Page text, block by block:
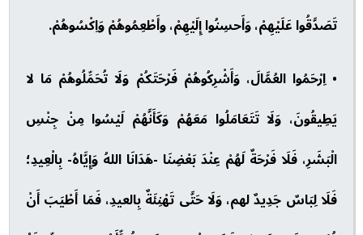
تَصَدَّقُوا عَلَيْهِمْ، وَأَحسِنُوا إِلَيْهِمْ، وأَطْعِمُوهُمْ وَاِكْسُوهُمْ.
• اِرْحَمُوا العُمَّالَ، وَأَشْرِكُوهُمْ فَرْحَتَكُمْ وَلَا تُحَمِّلُوهُمْ مَا لا
يَطِيقُونَ، وَلَا تَتَعَامَلُوا مَعَهُمْ وَكَأَنَّهُمْ لَيْسُوا مِنْ جِنْسِ
الْبَشَرِ، فَلَا فَرْحَةٌ لَهُمْ عِنْدَ بَعْضِنَا -هَدَانَا اللهُ وَإِيَّاهُ- بِالْعِيدِ؛
فَلَا لِبَاسٌ جَدِيدٌ لهم، وَلَا حَتَّى تَهْنِئَةٌ بِالعيدِ، فَمَا أَطْيَبَ أَنْ